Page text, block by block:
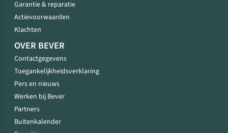
Garantie & reparatie
Actievoorwaarden
Klachten
OVER BEVER
Contactgegevens
Toegankelijkheidsverklaring
Pers en nieuws
Werken bij Bever
Partners
Buitenkalender